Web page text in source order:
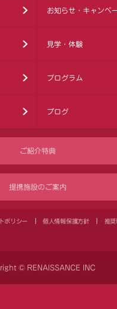
お知らせ・キャンペ
見学・体験
プログラム
ブログ
ご紹介特典
提携施設のご案内
ポリシー 個人情報保護方針 推奨
© RENAISSANCE INC